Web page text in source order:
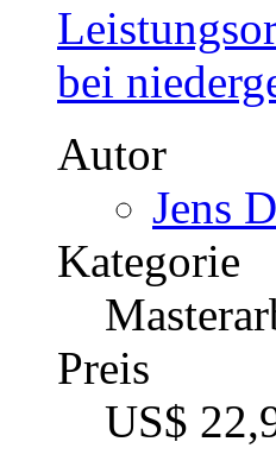
bei
Autor
Jens
Kategorie
Preis
US$